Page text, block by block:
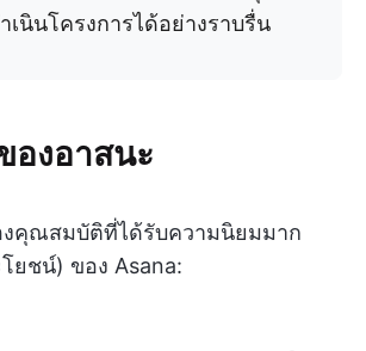
เนินโครงการได้อย่างราบรื่น
งอาสนะ
คุณสมบัติที่ได้รับความนิยมมาก
ยชน์) ของ Asana: